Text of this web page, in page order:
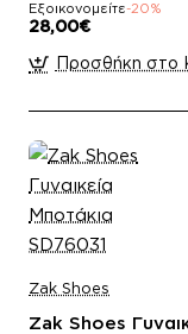
Εξοικονομείτε-20%
28,00€
Προσθήκη στο
Zak Shoes
Zak Shoes